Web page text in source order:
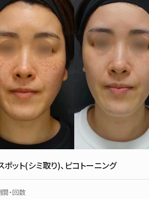
ポット(シミ取り)、ピコトーニング
・回数